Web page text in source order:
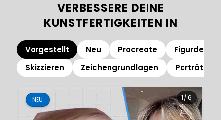
VERBESSERE DEINE
KUNSTFERTIGKEITEN IN
Vorgestellt Neu Procreate
Figurdesign
Skizzieren
Zeichengrundlagen Porträts
NEU 1/6